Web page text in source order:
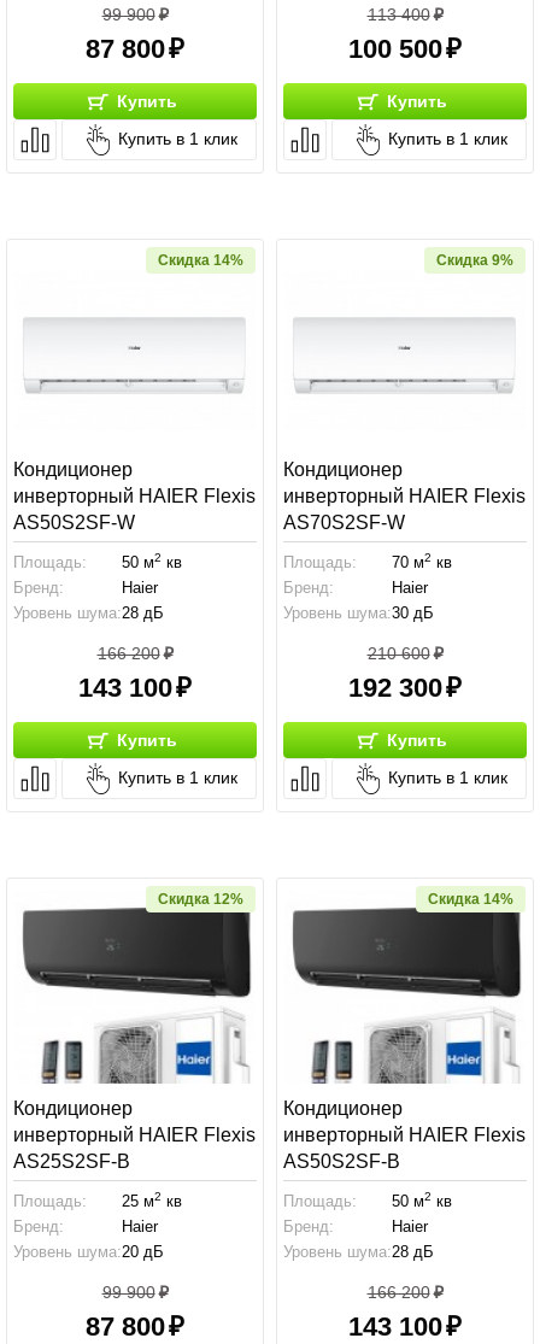
99 900
87 800
Купить
Купить в 1 клик
113 400
100 500
Купить
Купить в 1 клик
Скидка 14%
Кондиционер
инверторный HAIER Flexis
AS50S2SF-W
Площадь: 50 м2 кв
Бренд:
Haier
Уровень шума:28 дБ
166 200
143 100
Купить
Купить в 1 клик
Скидка 9%
Кондиционер
инверторный HAIER Flexis
AS70S2SF-W
Площадь: 70 м2 кв
Бренд:
Haier
Уровень шума:30 дБ
210 600
192 300
Купить
Купить в 1 клик
Скидка 12%
Кондиционер
инверторный HAIER Flexis
AS25S2SF-В
Площадь: 25 м2 кв
Бренд:
Haier
Уровень шума:20 дБ
99 900
87 800
Скидка 14%
Кондиционер
инверторный HAIER Flexis
AS50S2SF-В
Площадь: 50 м2 кв
Бренд:
Haier
Уровень шума:28 дБ
166 200
143 100